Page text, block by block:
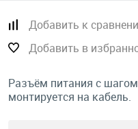
Добавить к
Добавить в
Разъём питания с
монтируется на кабель.